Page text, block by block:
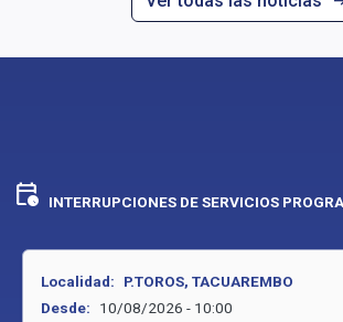
calendar_clock INTERRUPCIONES DE SERVICIOS
Localidad:
P.TOROS, TACUAREMBO
Desde:
10/08/2026 - 10:00